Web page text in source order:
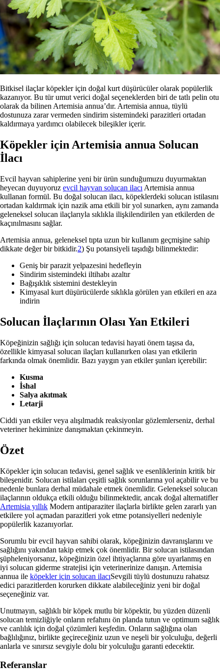
Bitkisel ilaçlar köpekler için doğal kurt düşürücüler olarak popülerlik
kazanıyor. Bu tür umut verici doğal seçeneklerden biri de tatlı pelin otu
olarak da bilinen Artemisia annua’dır. Artemisia annua, tüylü
dostunuza zarar vermeden sindirim sistemindeki parazitleri ortadan
kaldırmaya yardımcı olabilecek bileşikler içerir.
Köpekler için Artemisia annua Solucan
İlacı
Evcil hayvan sahiplerine yeni bir ürün sunduğumuzu duyurmaktan
heyecan duyuyoruz evcil hayvan solucan ilacı Artemisia annua
kullanan formül. Bu doğal solucan ilacı, köpeklerdeki solucan istilasını
ortadan kaldırmak için nazik ama etkili bir yol sunarken, aynı zamanda
geleneksel solucan ilaçlarıyla sıklıkla ilişkilendirilen yan etkilerden de
kaçınılmasını sağlar.
Artemisia annua, geleneksel tıpta uzun bir kullanım geçmişine sahip
dikkate değer bir bitkidir.2) Şu potansiyeli taşıdığı bilinmektedir:
Geniş bir parazit yelpazesini hedefleyin
Sindirim sistemindeki iltihabı azaltır
Bağışıklık sistemini destekleyin
Kimyasal kurt düşürücülerde sıklıkla görülen yan etkileri en aza
indirin
Solucan İlaçlarının Olası Yan Etkileri
Köpeğinizin sağlığı için solucan tedavisi hayati önem taşısa da,
özellikle kimyasal solucan ilaçları kullanırken olası yan etkilerin
farkında olmak önemlidir. Bazı yaygın yan etkiler şunları içerebilir:
Kusma
İshal
Salya akıtmak
Letarji
Ciddi yan etkiler veya alışılmadık reaksiyonlar gözlemlerseniz, derhal
veteriner hekiminize danışmaktan çekinmeyin.
Özet
Köpekler için solucan tedavisi, genel sağlık ve esenliklerinin kritik bir
bileşenidir. Solucan istilaları çeşitli sağlık sorunlarına yol açabilir ve bu
nedenle bunlara derhal müdahale etmek önemlidir. Geleneksel solucan
ilaçlarının oldukça etkili olduğu bilinmektedir, ancak doğal alternatifler
Artemisia yıllık Modern antiparaziter ilaçlarla birlikte gelen zararlı yan
etkilere yol açmadan parazitleri yok etme potansiyelleri nedeniyle
popülerlik kazanıyorlar.
Sorumlu bir evcil hayvan sahibi olarak, köpeğinizin davranışlarını ve
sağlığını yakından takip etmek çok önemlidir. Bir solucan istilasından
şüpheleniyorsanız, köpeğinizin özel ihtiyaçlarına göre uyarlanmış en
iyi solucan giderme stratejisi için veterinerinize danışın. Artemisia
annua ile köpekler için solucan ilacıSevgili tüylü dostunuzu rahatsız
edici parazitlerden korurken dikkate alabileceğiniz yeni bir doğal
seçeneğiniz var.
Unutmayın, sağlıklı bir köpek mutlu bir köpektir, bu yüzden düzenli
solucan temizliğiyle onların refahını ön planda tutun ve optimum sağlık
ve canlılık için doğal çözümleri keşfedin. Onların sağlığına olan
bağlılığınız, birlikte geçireceğiniz uzun ve neşeli bir yolculuğu, değerli
anlarla ve sınırsız sevgiyle dolu bir yolculuğu garanti edecektir.
Referanslar